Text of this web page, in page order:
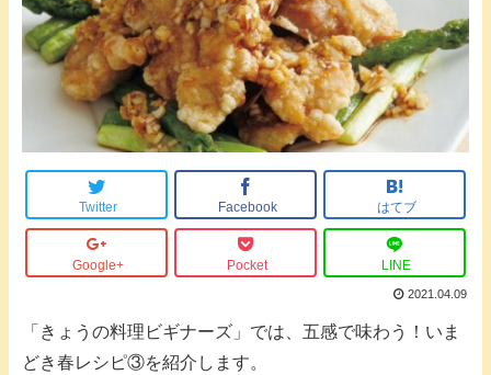
Twitter Facebook はてブ
Google+ Pocket LINE
2021.04.09
「きょうの料理ビギナーズ」では、五感で味わう！いま
どき春レシピ③を紹介します。